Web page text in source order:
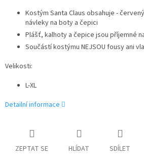
Kostým Santa Claus obsahuje -
návleky na boty a čepici
Plášť, kalhoty a čepice jsou příjemné
Součástí kostýmu NEJSOU fousy ani
Velikosti:
L-XL
Detailní informace
ZEPTAT SE HLÍDAT SDÍLET